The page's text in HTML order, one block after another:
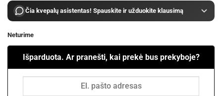
Čia kvepalų asistentas! Spauskite ir užduokite klausimą
Neturime
Išparduota. Ar pranešti, kai prekė bus prekyboje?